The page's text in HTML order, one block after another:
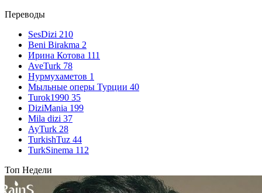
Переводы
SesDizi 210
Beni Birakma 2
Ирина Котова 111
AveTurk 78
Нурмухаметов 1
Мыльные оперы Турции 40
Turok1990 35
DiziMania 199
Mila dizi 37
AyTurk 28
TurkishTuz 44
TurkSinema 112
Топ Недели